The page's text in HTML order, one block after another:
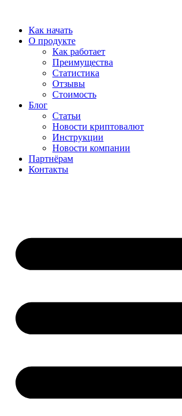
содержимому
Как начать
О продукте
Как работает
Преимущества
Статистика
Отзывы
Стоимость
Блог
Статьи
Новости криптовалют
Инструкции
Новости компании
Партнёрам
Контакты